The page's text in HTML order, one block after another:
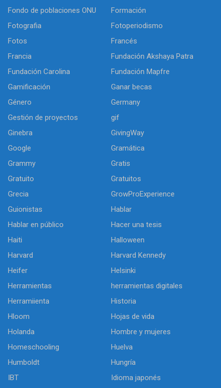
Fondo de poblaciones ONU
Formación
Fotografia
Fotoperiodismo
Fotos
Francés
Francia
Fundación Akshaya Patra
Fundación Carolina
Fundación Mapfre
Gamificación
Ganar becas
Género
Germany
Gestión de proyectos
gif
Ginebra
GivingWay
Google
Gramática
Grammy
Gratis
Gratuito
Gratuitos
Grecia
GrowProExperience
Guionistas
Hablar
Hablar en público
Hacer una tesis
Haiti
Halloween
Harvard
Harvard Kennedy
Heifer
Helsinki
Herramientas
herramientas digitales
Herramiienta
Historia
Hloom
Hojas de vida
Holanda
Hombre y mujeres
Homeschooling
Huelva
Humboldt
Hungría
IBT
Idioma japonés